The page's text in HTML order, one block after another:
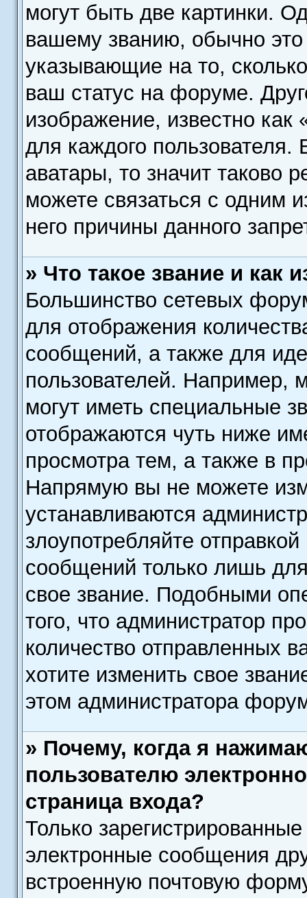
могут быть две картинки.
вашему званию, обычно это
указывающие на то,
ваш статус на форуме.
изображение, известно
для каждого
аватары, то значит таково
можете связаться с одним
него причины данного
» Что такое звание и как
Большинство сетевых
для отображения
сообщений, а также для
пользователей. Например,
могут иметь специальные
отображаются чуть ниже
просмотра тем, а также в
Напрямую вы не можете
устанавливаются
злоупотребляйте
сообщений только лишь
свое звание. Подобными
того, что администратор
количество отправленных
хотите изменить свое
этом администратора
» Почему, когда я
пользователю
страница входа?
Только
электронные сообщения
встроенную почтовую